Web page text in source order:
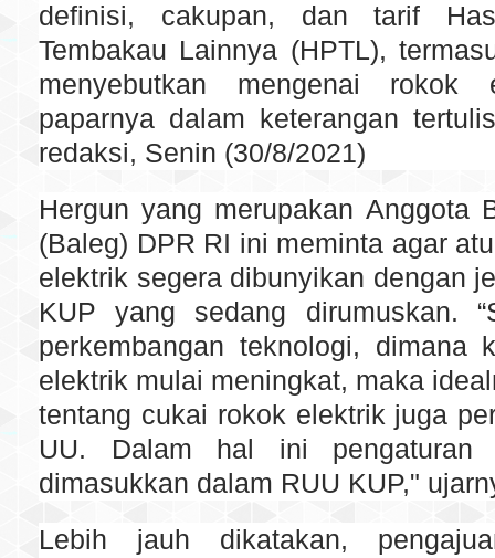
definisi, cakupan, dan tarif
Tembakau Lainnya (HPTL),
menyebutkan mengenai rokok
paparnya dalam keterangan
redaksi, Senin (30/8/2021)
Hergun yang merupakan Anggota
(Baleg) DPR RI ini meminta agar
elektrik segera dibunyikan dengan
KUP yang sedang dirumuskan.
perkembangan teknologi, dimana
elektrik mulai meningkat, maka
tentang cukai rokok elektrik juga
UU. Dalam hal ini pengaturan
dimasukkan dalam RUU KUP,"
Lebih jauh dikatakan,